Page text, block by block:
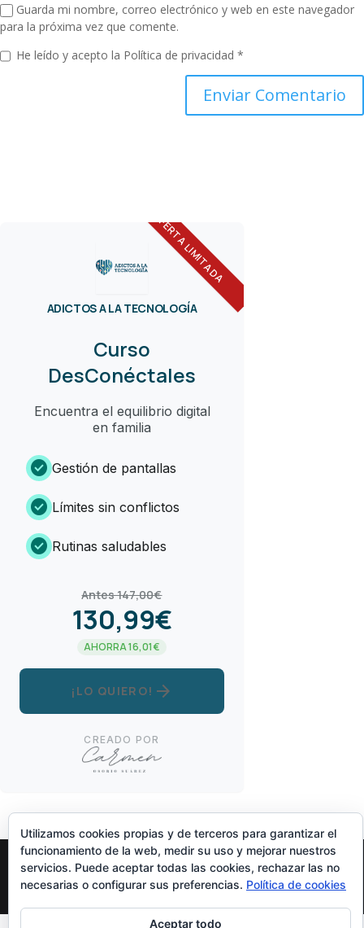
Guarda mi nombre, correo electrónico y web en este navegador
para la próxima vez que comente.
He leído y acepto la Política de privacidad *
OFERTA LIMITADA
ADICTOS A LA TECNOLOGÍA
Curso
DesConéctales
Encuentra el equilibrio digital
en familia
check_circle Gestión de pantallas
check_circle Límites sin conflictos
check_circle Rutinas saludables
Antes 147,00€
130,99€
AHORRA 16,01€
¡LO QUIERO! arrow_forward
CREADO POR
Diseñado PorElegant Themes| Funciona ConWordPress
Utilizamos cookies propias y de terceros para garantizar el
funcionamiento de la web, medir su uso y mejorar nuestros
servicios. Puede aceptar todas las cookies, rechazar las no
necesarias o configurar sus preferencias. Política de cookies
Aceptar todo